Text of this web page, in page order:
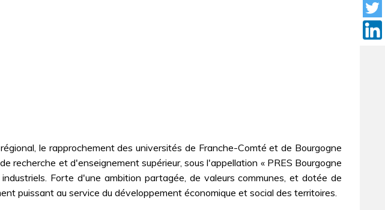
le rapprochement des universités de Franche-Comté et de Bourgogne
recherche et d'enseignement supérieur, sous l'appellation « PRES Bourgogne
Forte d'une ambition partagée, de valeurs communes, et dotée de
puissant au service du développement économique et social des territoires.